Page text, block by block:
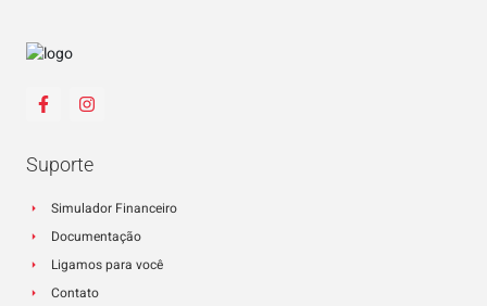
Suporte
Simulador Financeiro
Documentação
Ligamos para você
Contato